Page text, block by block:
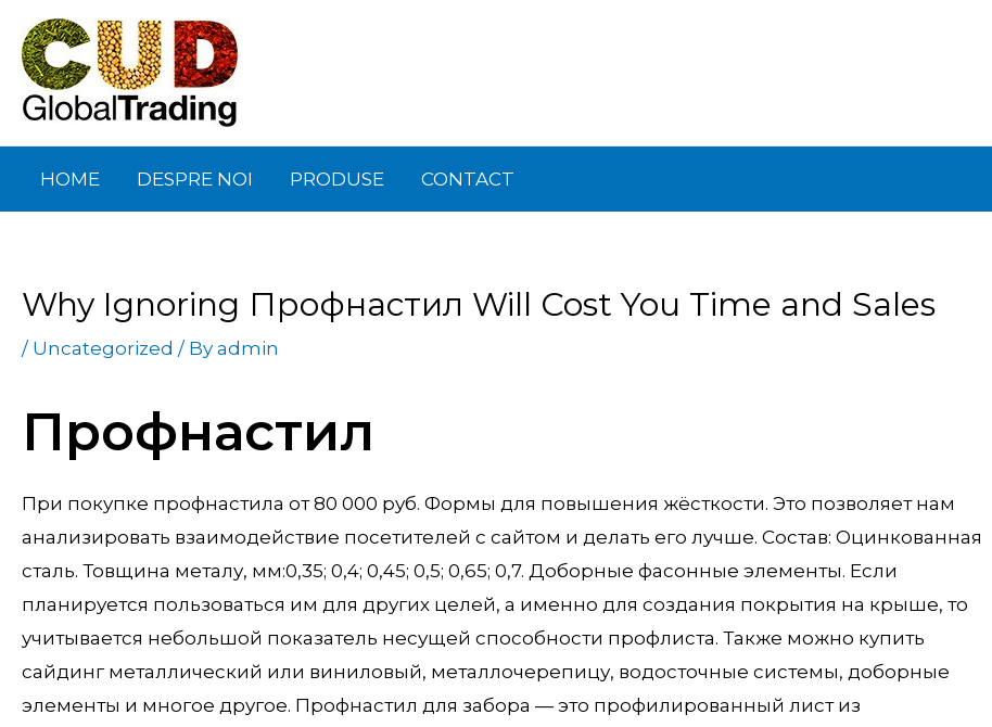
content
HOME DESPRE NOI PRODUSE CONTACT
Why Ignoring Профнастил Will Cost You Time and Sales
/ Uncategorized / By admin
Профнастил
При покупке профнастила от 80 000 руб. Формы для повышения жёсткости. Это позволяет нам
анализировать взаимодействие посетителей с сайтом и делать его лучше. Состав: Оцинкованная
сталь. Товщина металу, мм:0,35; 0,4; 0,45; 0,5; 0,65; 0,7. Доборные фасонные элементы. Если
планируется пользоваться им для других целей, а именно для создания покрытия на крыше, то
учитывается небольшой показатель несущей способности профлиста. Также можно купить
сайдинг металлический или виниловый, металлочерепицу, водосточные системы, доборные
элементы и многое другое. Профнастил для забора — это профилированный лист из
navigation